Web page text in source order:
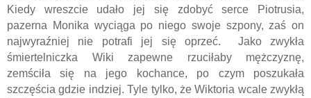
Kiedy wreszcie udało jej się zdobyć serce Piotrusia,
pazerna Monika wyciąga po niego swoje szpony, zaś on
najwyraźniej nie potrafi jej się oprzeć.
Jako zwykła
śmiertelniczka Wiki zapewne rzuciłaby mężczyznę,
zemściła się na jego kochance, po czym poszukała
szczęścia gdzie indziej. Tyle tylko, że Wiktoria wcale zwykłą